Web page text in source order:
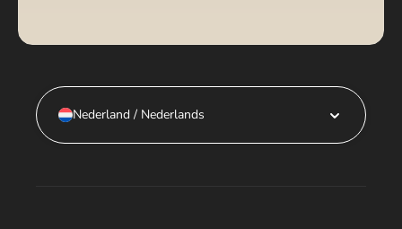
Nederland / Nederlands